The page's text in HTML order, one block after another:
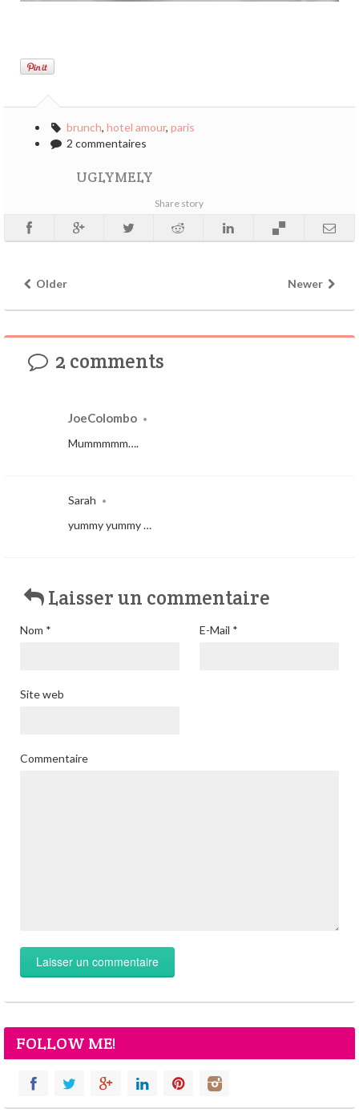
brunch, hotel amour, paris
2 commentaires
UGLYMELY
Share story
Older Newer
2 comments
JoeColombo •
Mummmmm….
Sarah •
yummy yummy …
Laisser un commentaire
Nom * E-Mail *
Site web
Commentaire
FOLLOW ME!